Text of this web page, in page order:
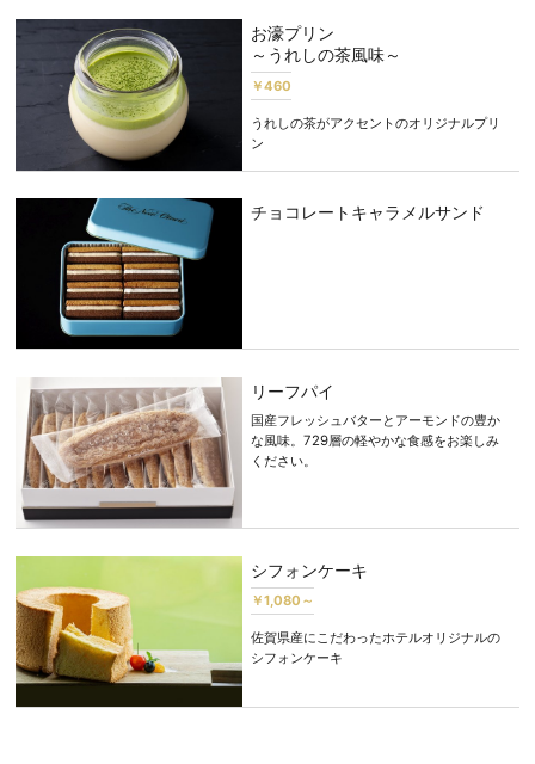
お濠プリン
～うれしの茶風味～
￥460
うれしの茶がアクセントのオリジナルプリ
ン
チョコレートキャラメルサンド
リーフパイ
国産フレッシュバターとアーモンドの豊か
な風味。729層の軽やかな食感をお楽しみ
ください。
シフォンケーキ
￥1,080～
佐賀県産にこだわったホテルオリジナルの
シフォンケーキ